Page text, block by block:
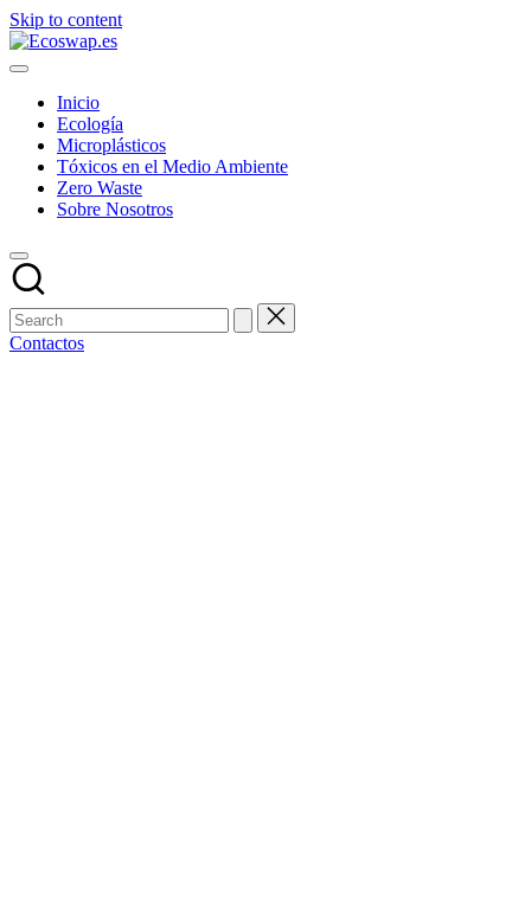
Skip to content
Inicio
Ecología
Microplásticos
Tóxicos en el Medio Ambiente
Zero Waste
Sobre Nosotros
Contactos